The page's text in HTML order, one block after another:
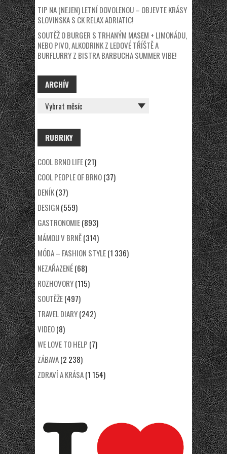
TIP NA (NEJEN) LETNÍ DOVOLENOU – OBJEVTE KRÁSY
SLOVINSKA S CK RELAX ADRIATIC!
SOUTĚŽ O BURGER S TRHANÝM MASEM + LIMONÁDU,
NEBO PIVO, ALKODRINK Z LEDOVÉ TŘÍŠTĚ A
BURFLURRY Z BISTRA BARBUCHA SUMMER VIBE!
ARCHÍV
ARCHÍV
RUBRIKY
COOL BRNO LIFE(21)
COOL PEOPLE OF BRNO(37)
DENÍK(37)
DESIGN (559)
GASTRONOMIE(893)
MÁMOU V BRNĚ(314)
MÓDA – FASHION STYLE(1 336)
NEZAŘAZENÉ(68)
ROZHOVORY(115)
SOUTĚŽE(497)
TRAVEL DIARY(242)
VIDEO(8)
WE LOVE TO HELP (7)
ZÁBAVA(2 238)
ZDRAVÍ A KRÁSA(1 154)